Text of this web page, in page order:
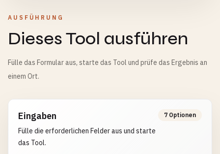
AUSFÜHRUNG
Dieses Tool ausführen
Fülle das Formular aus, starte das Tool und prüfe das Ergebnis an
einem Ort.
Eingaben
Fülle die erforderlichen Felder aus und starte
das Tool.
7 Optionen